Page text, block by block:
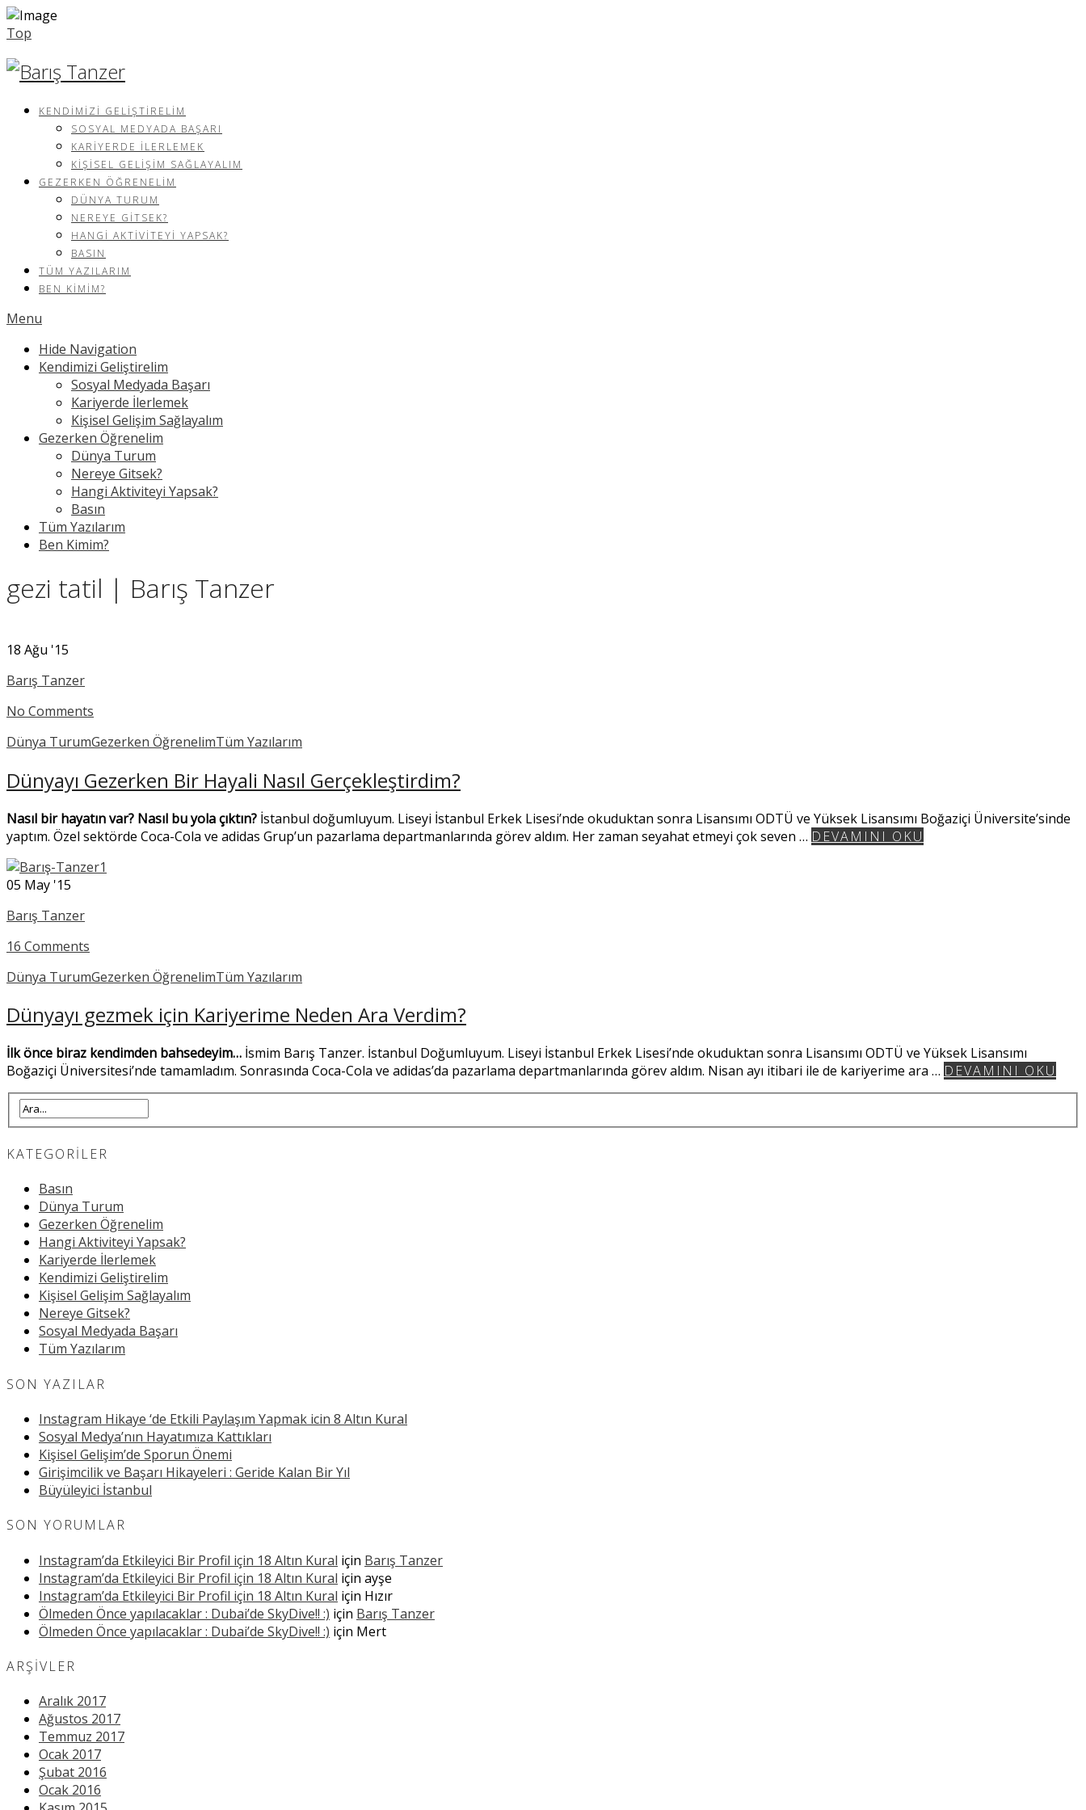
Top
KENDIMIZI GELIŞTIRELIM
SOSYAL MEDYADA BAŞARI
KARIYERDE İLERLEMEK
KIŞISEL GELIŞIM SAĞLAYALIM
GEZERKEN ÖĞRENELIM
DÜNYA TURUM
NEREYE GITSEK?
HANGI AKTIVITEYI YAPSAK?
BASIN
TÜM YAZILARIM
BEN KIMIM?
Menu
Hide Navigation
Kendimizi Geliştirelim
Sosyal Medyada Başarı
Kariyerde İlerlemek
Kişisel Gelişim Sağlayalım
Gezerken Öğrenelim
Dünya Turum
Nereye Gitsek?
Hangi Aktiviteyi Yapsak?
Basın
Tüm Yazılarım
Ben Kimim?
gezi tatil | Barış Tanzer
18 Ağu '15
Barış Tanzer
No Comments
Dünya TurumGezerken ÖğrenelimTüm Yazılarım
Dünyayı Gezerken Bir Hayali Nasıl Gerçekleştirdim?
Nasıl bir hayatın var? Nasıl bu yola çıktın? İstanbul doğumluyum. Liseyi İstanbul Erkek Lisesi’nde okuduktan sonra Lisansımı ODTÜ ve Yüksek Lisansımı Boğaziçi Üniversite’sinde
yaptım. Özel sektörde Coca-Cola ve adidas Grup’un pazarlama departmanlarında görev aldım. Her zaman seyahat etmeyi çok seven … DEVAMINI OKU
05 May '15
Barış Tanzer
16 Comments
Dünya TurumGezerken ÖğrenelimTüm Yazılarım
Dünyayı gezmek için Kariyerime Neden Ara Verdim?
İlk önce biraz kendimden bahsedeyim… İsmim Barış Tanzer. İstanbul Doğumluyum. Liseyi İstanbul Erkek Lisesi’nde okuduktan sonra Lisansımı ODTÜ ve Yüksek Lisansımı
Boğaziçi Üniversitesi’nde tamamladım. Sonrasında Coca-Cola ve adidas’da pazarlama departmanlarında görev aldım. Nisan ayı itibari ile de kariyerime ara … DEVAMINI OKU
KATEGORILER
Basın
Dünya Turum
Gezerken Öğrenelim
Hangi Aktiviteyi Yapsak?
Kariyerde İlerlemek
Kendimizi Geliştirelim
Kişisel Gelişim Sağlayalım
Nereye Gitsek?
Sosyal Medyada Başarı
Tüm Yazılarım
SON YAZILAR
Instagram Hikaye ‘de Etkili Paylaşım Yapmak icin 8 Altın Kural
Sosyal Medya’nın Hayatımıza Kattıkları
Kişisel Gelişim’de Sporun Önemi
Girişimcilik ve Başarı Hikayeleri : Geride Kalan Bir Yıl
Büyüleyici İstanbul
SON YORUMLAR
Instagram’da Etkileyici Bir Profil için 18 Altın Kural için Barış Tanzer
Instagram’da Etkileyici Bir Profil için 18 Altın Kural için ayşe
Instagram’da Etkileyici Bir Profil için 18 Altın Kural için Hızır
Ölmeden Önce yapılacaklar : Dubai’de SkyDive!! :) için Barış Tanzer
Ölmeden Önce yapılacaklar : Dubai’de SkyDive!! :) için Mert
ARŞIVLER
Aralık 2017
Ağustos 2017
Temmuz 2017
Ocak 2017
Şubat 2016
Ocak 2016